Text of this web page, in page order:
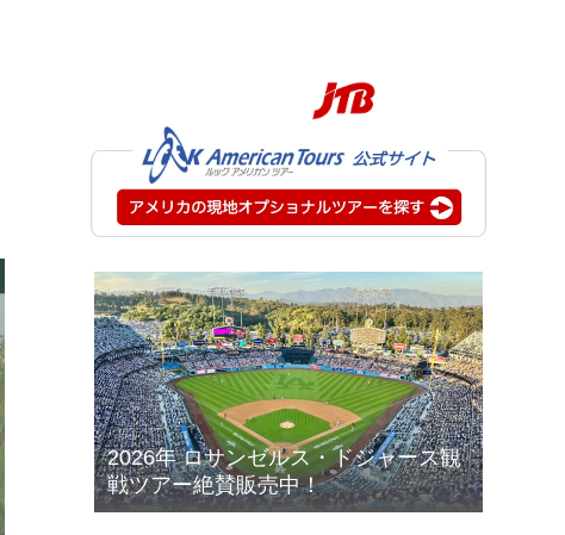
2026年 ロサンゼルス・ドジャース観
戦ツアー絶賛販売中！